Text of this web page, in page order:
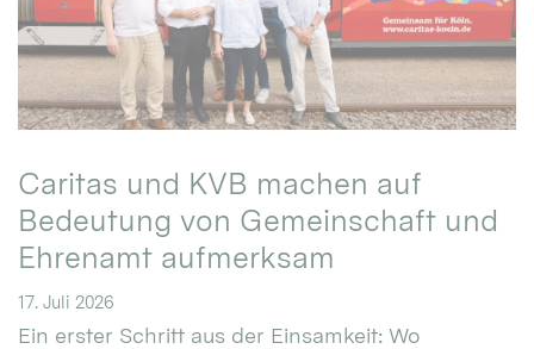
Caritas und KVB machen auf
Bedeutung von Gemeinschaft und
Ehrenamt aufmerksam
17. Juli 2026
Ein erster Schritt aus der Einsamkeit: Wo